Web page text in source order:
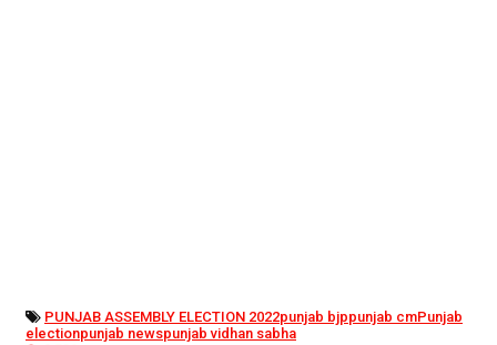
PUNJAB ASSEMBLY ELECTION 2022punjab bjppunjab cmPunjab
electionpunjab newspunjab vidhan sabha